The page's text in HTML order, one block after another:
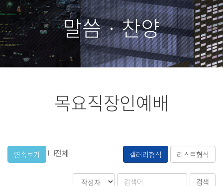
말씀 · 찬양
목요직장인예배
전체